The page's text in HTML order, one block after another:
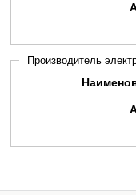
Производитель